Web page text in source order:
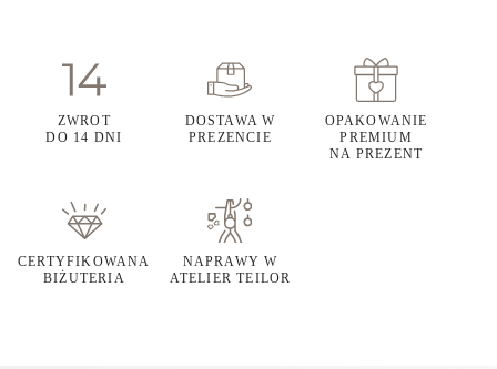
ZWROT
DO 14 DNI
DOSTAWA W
PREZENCIE
OPAKOWANIE
PREMIUM
NA PREZENT
CERTYFIKOWANA
BIŻUTERIA
NAPRAWY W
ATELIER TEILOR